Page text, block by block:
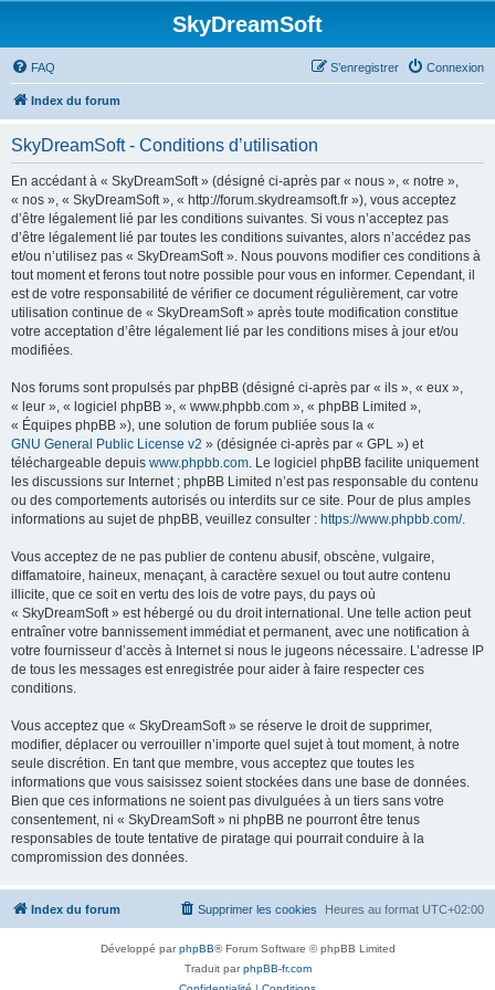
SkyDreamSoft
FAQ Connexion
S’enregistrer
Index du forum
SkyDreamSoft - Conditions d’utilisation
En accédant à « SkyDreamSoft » (désigné ci-après par « nous », « notre »,
« nos », « SkyDreamSoft », « http://forum.skydreamsoft.fr »), vous acceptez
d’être légalement lié par les conditions suivantes. Si vous n’acceptez pas
d’être légalement lié par toutes les conditions suivantes, alors n’accédez pas
et/ou n’utilisez pas « SkyDreamSoft ». Nous pouvons modifier ces conditions à
tout moment et ferons tout notre possible pour vous en informer. Cependant, il
est de votre responsabilité de vérifier ce document régulièrement, car votre
utilisation continue de « SkyDreamSoft » après toute modification constitue
votre acceptation d’être légalement lié par les conditions mises à jour et/ou
modifiées.
Nos forums sont propulsés par phpBB (désigné ci-après par « ils », « eux »,
« leur », « logiciel phpBB », « www.phpbb.com », « phpBB Limited »,
« Équipes phpBB »), une solution de forum publiée sous la «
GNU General Public License v2 » (désignée ci-après par « GPL ») et
téléchargeable depuis www.phpbb.com. Le logiciel phpBB facilite uniquement
les discussions sur Internet ; phpBB Limited n’est pas responsable du contenu
ou des comportements autorisés ou interdits sur ce site. Pour de plus amples
informations au sujet de phpBB, veuillez consulter : https://www.phpbb.com/.
Vous acceptez de ne pas publier de contenu abusif, obscène, vulgaire,
diffamatoire, haineux, menaçant, à caractère sexuel ou tout autre contenu
illicite, que ce soit en vertu des lois de votre pays, du pays où
« SkyDreamSoft » est hébergé ou du droit international. Une telle action peut
entraîner votre bannissement immédiat et permanent, avec une notification à
votre fournisseur d’accès à Internet si nous le jugeons nécessaire. L’adresse IP
de tous les messages est enregistrée pour aider à faire respecter ces
conditions.
Vous acceptez que « SkyDreamSoft » se réserve le droit de supprimer,
modifier, déplacer ou verrouiller n’importe quel sujet à tout moment, à notre
seule discrétion. En tant que membre, vous acceptez que toutes les
informations que vous saisissez soient stockées dans une base de données.
Bien que ces informations ne soient pas divulguées à un tiers sans votre
consentement, ni « SkyDreamSoft » ni phpBB ne pourront être tenus
responsables de toute tentative de piratage qui pourrait conduire à la
compromission des données.
Index du forum Heures au format UTC+02:00
Supprimer les cookies
Développé parphpBB® Forum Software © phpBB Limited
Traduit parphpBB-fr.com